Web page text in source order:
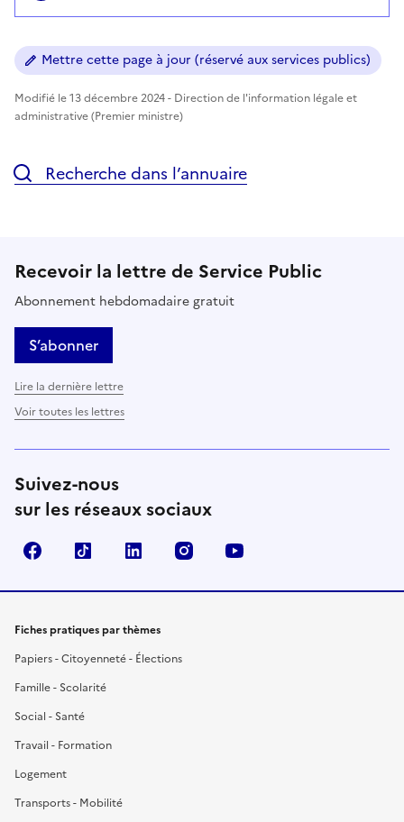
Mettre cette page à jour (réservé aux services publics)
Modifié le 13 décembre 2024 - Direction de l'information légale et
administrative (Premier ministre)
Recherche dans l’annuaire
Recevoir la lettre de Service Public
Abonnement hebdomadaire gratuit
S’abonner
Lire la dernière lettre
Voir toutes les lettres
Suivez-nous
sur les réseaux sociaux
FacebookTikTok LinkedIn Instagram
Fiches pratiques par thèmes
Papiers - Citoyenneté - Élections
Famille - Scolarité
Social - Santé
Travail - Formation
Logement
Transports - Mobilité